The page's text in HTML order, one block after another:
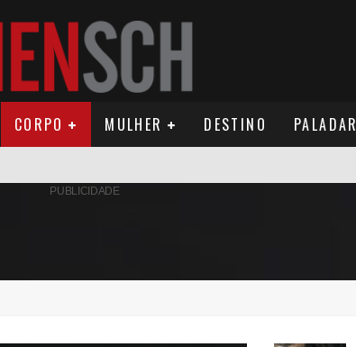
CORPO MULHER DESTINO PALADAR
QUE DERAM INÍCIO À HISTÓRIA DA BENUÁ
PUBLICIDADE